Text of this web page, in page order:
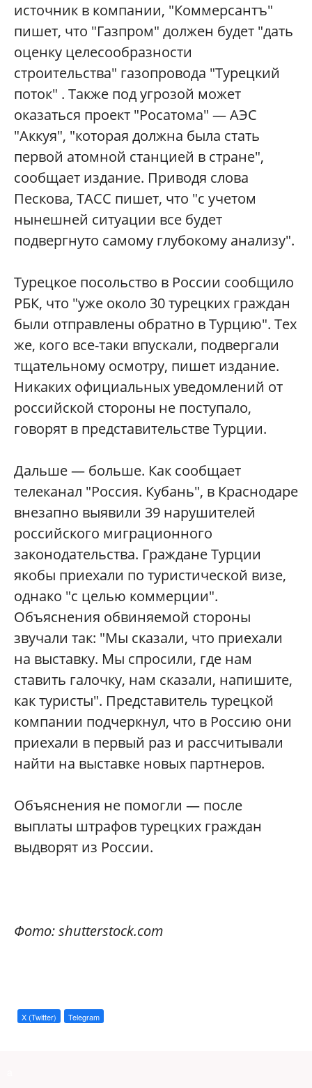
источник в компании, "Коммерсантъ"
пишет, что "Газпром" должен будет "дать
оценку целесообразности
строительства" газопровода "Турецкий
поток" . Также под угрозой может
оказаться проект "Росатома" — АЭС
"Аккуя", "которая должна была стать
первой атомной станцией в стране",
сообщает издание. Приводя слова
Пескова, ТАСС пишет, что "с учетом
нынешней ситуации все будет
подвергнуто самому глубокому анализу".
Турецкое посольство в России сообщило
РБК, что "уже около 30 турецких граждан
были отправлены обратно в Турцию". Тех
же, кого все-таки впускали, подвергали
тщательному осмотру, пишет издание.
Никаких официальных уведомлений от
российской стороны не поступало,
говорят в представительстве Турции.
Дальше — больше. Как сообщает
телеканал "Россия. Кубань", в Краснодаре
внезапно выявили 39 нарушителей
российского миграционного
законодательства. Граждане Турции
якобы приехали по туристической визе,
однако "с целью коммерции".
Объяснения обвиняемой стороны
звучали так: "Мы сказали, что приехали
на выставку. Мы спросили, где нам
ставить галочку, нам сказали, напишите,
как туристы". Представитель турецкой
компании подчеркнул, что в Россию они
приехали в первый раз и рассчитывали
найти на выставке новых партнеров.
Объяснения не помогли — после
выплаты штрафов турецких граждан
выдворят из России.
Фото: shutterstock.com
X (Twitter) Telegram